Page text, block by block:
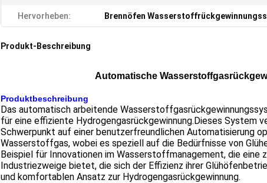
Hervorheben: Brennöfen
Produkt-Beschreibung
Automatische
Produktbeschreibung
Das automatisch arbeitende
für eine effiziente Hydrogengasrückgewinnung.Dieses System
Schwerpunkt auf einer benutzerfreundlichen Automatisierung
Wasserstoffgas, wobei es speziell auf die Bedürfnisse von
Beispiel für Innovationen im Wasserstoffmanagement, die eine
Industriezweige bietet, die sich der Effizienz ihrer
und komfortablen Ansatz zur Hydrogengasrückgewinnung.